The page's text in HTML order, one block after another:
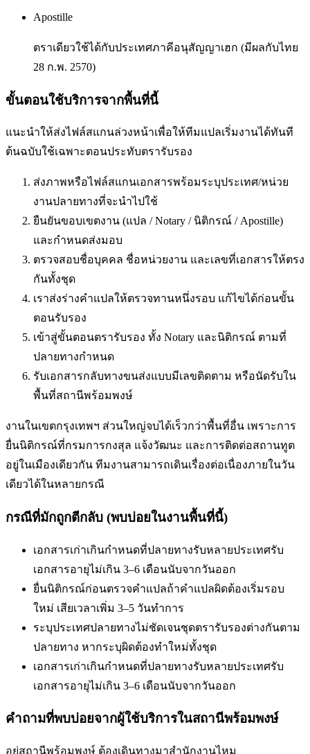
Apostille
ตราเดียวใช้ได้กับประเทศภาคีอนุสัญญาเฮก (มีผลกับไทย
28 ก.พ. 2570)
ขั้นตอนใช้บริการจากพื้นที่นี้
แนะนำให้ส่งไฟล์สแกนล่วงหน้าเพื่อให้ทีมแปลเริ่มงานได้ทันที
ต้นฉบับใช้เฉพาะตอนประทับตรารับรอง
ส่งภาพหรือไฟล์สแกนเอกสารพร้อมระบุประเทศ/หน่วย
งานปลายทางที่จะนำไปใช้
ยืนยันขอบเขตงาน (แปล / Notary / นิติกรณ์ / Apostille)
และกำหนดส่งมอบ
ตรวจสอบชื่อบุคคล ชื่อหน่วยงาน และเลขที่เอกสารให้ตรง
กันทั้งชุด
เราส่งร่างคำแปลให้ตรวจทานหนึ่งรอบ แก้ไขได้ก่อนขั้น
ตอนรับรอง
เข้าสู่ขั้นตอนตรารับรอง ทั้ง Notary และนิติกรณ์ ตามที่
ปลายทางกำหนด
รับเอกสารกลับทางขนส่งแบบมีเลขติดตาม หรือนัดรับใน
พื้นที่สถานีพร้อมพงษ์
งานในเขตกรุงเทพฯ ส่วนใหญ่จบได้เร็วกว่าพื้นที่อื่น เพราะการ
ยื่นนิติกรณ์ที่กรมการกงสุล แจ้งวัฒนะ และการติดต่อสถานทูต
อยู่ในเมืองเดียวกัน ทีมงานสามารถเดินเรื่องต่อเนื่องภายในวัน
เดียวได้ในหลายกรณี
กรณีที่มักถูกตีกลับ (พบบ่อยในงานพื้นที่นี้)
เอกสารเก่าเกินกำหนดที่ปลายทางรับหลายประเทศรับ
เอกสารอายุไม่เกิน 3–6 เดือนนับจากวันออก
ยื่นนิติกรณ์ก่อนตรวจคำแปลถ้าคำแปลผิดต้องเริ่มรอบ
ใหม่ เสียเวลาเพิ่ม 3–5 วันทำการ
ระบุประเทศปลายทางไม่ชัดเจนชุดตรารับรองต่างกันตาม
ปลายทาง หากระบุผิดต้องทำใหม่ทั้งชุด
เอกสารเก่าเกินกำหนดที่ปลายทางรับหลายประเทศรับ
เอกสารอายุไม่เกิน 3–6 เดือนนับจากวันออก
คำถามที่พบบ่อยจากผู้ใช้บริการในสถานีพร้อมพงษ์
อยู่สถานีพร้อมพงษ์ ต้องเดินทางมาสำนักงานไหม